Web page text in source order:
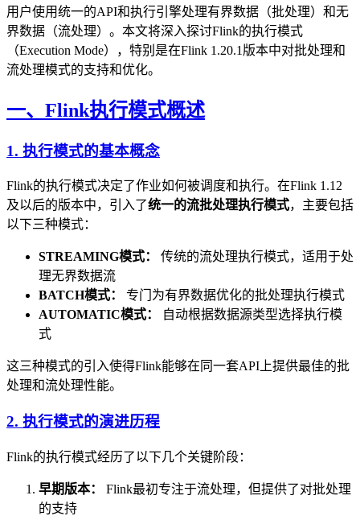
用户使用统一的API和执行引擎处理有界数据（批处理）和无
界数据（流处理）。本文将深入探讨Flink的执行模式
（Execution Mode），特别是在Flink 1.20.1版本中对批处理和
流处理模式的支持和优化。
一、Flink执行模式概述
1. 执行模式的基本概念
Flink的执行模式决定了作业如何被调度和执行。在Flink 1.12
及以后的版本中，引入了统一的流批处理执行模式，主要包括
以下三种模式：
STREAMING模式：
传统的流处理执行模式，适用于处
理无界数据流
BATCH模式：
专门为有界数据优化的批处理执行模式
AUTOMATIC模式：
自动根据数据源类型选择执行模
式
这三种模式的引入使得Flink能够在同一套API上提供最佳的批
处理和流处理性能。
2. 执行模式的演进历程
Flink的执行模式经历了以下几个关键阶段：
早期版本：
Flink最初专注于流处理，但提供了对批处理
的支持